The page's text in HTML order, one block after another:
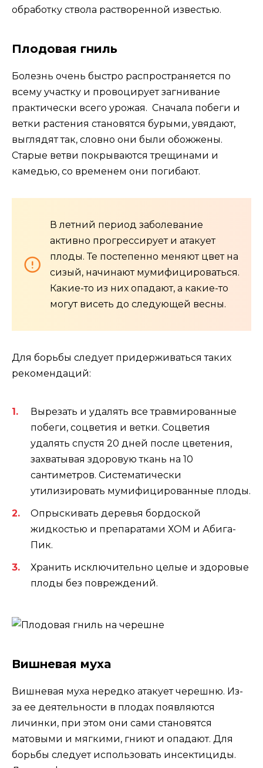
обработку ствола растворенной известью.
Плодовая гниль
Болезнь очень быстро распространяется по
всему участку и провоцирует загнивание
практически всего урожая. Сначала побеги и
ветки растения становятся бурыми, увядают,
выглядят так, словно они были обожжены.
Старые ветви покрываются трещинами и
камедью, со временем они погибают.
В летний период заболевание
активно прогрессирует и атакует
плоды. Те постепенно меняют цвет на
сизый, начинают мумифицироваться.
Какие-то из них опадают, а какие-то
могут висеть до следующей весны.
Для борьбы следует придерживаться таких
рекомендаций:
Вырезать и удалять все травмированные
побеги, соцветия и ветки. Соцветия
удалять спустя 20 дней после цветения,
захватывая здоровую ткань на 10
сантиметров. Систематически
утилизировать мумифицированные плоды.
Опрыскивать деревья бордоской
жидкостью и препаратами ХОМ и Абига-
Пик.
Хранить исключительно целые и здоровые
плоды без повреждений.
Вишневая муха
Вишневая муха нередко атакует черешню. Из-
за ее деятельности в плодах появляются
личинки, при этом они сами становятся
матовыми и мягкими, гниют и опадают. Для
борьбы следует использовать инсектициды.